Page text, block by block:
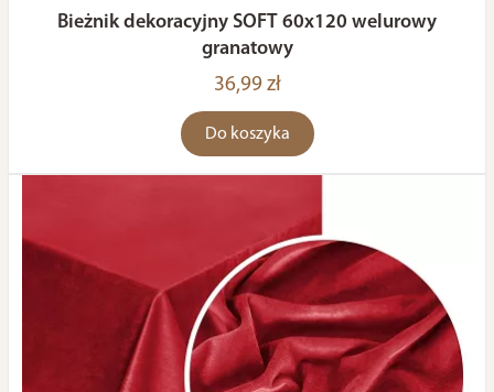
Bieżnik dekoracyjny SOFT 60x120 welurowy
granatowy
36,99 zł
Do koszyka